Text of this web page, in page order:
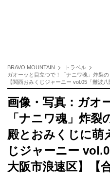
BRAVO MOUNTAIN
トラベル
ガオーッと目立つで！「ナニワ魂」炸裂
【関西おみくじジャーニー vol.05「難波八
画像・写真：ガオ
「ナニワ魂」炸
殿とおみくじに萌
じジャーニー
大阪市浪速区】【